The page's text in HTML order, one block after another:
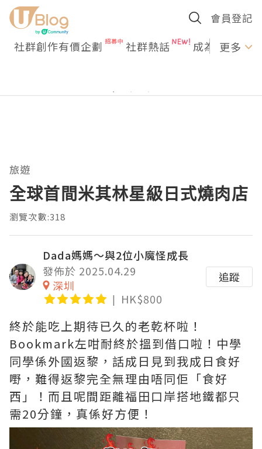
會員登記
社群創作有價企劃 社群熱話 成為U更多
旅遊
全球首間米其林星級日式燒肉店
瀏覽次數:318
Dada媽媽～與2位小魔怪成長
發佈於 2025.04.29
深圳
HK$800
追蹤
終於能吃上期待已久的老乾杯啦！
Bookmark左咁耐終於搵到借口啦！中學
同學係外國返黎，話成日見到我成日食好
嘢，難得返黎完全無理由唔同佢「食好
西」！而且呢間距離福田口岸搭地鐵都只
需20分鐘，真係好方便！